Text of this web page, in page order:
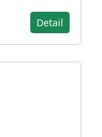
Detail